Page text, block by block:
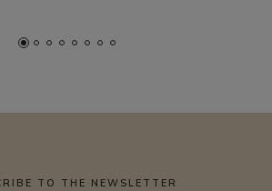
TO THE NEWSLETTER